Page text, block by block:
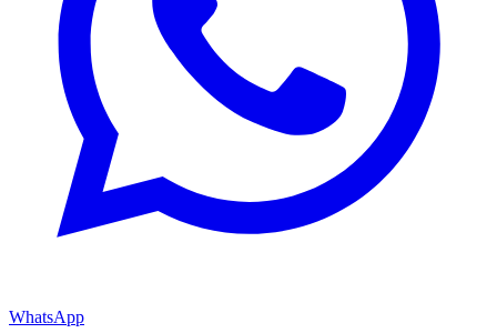
WhatsApp